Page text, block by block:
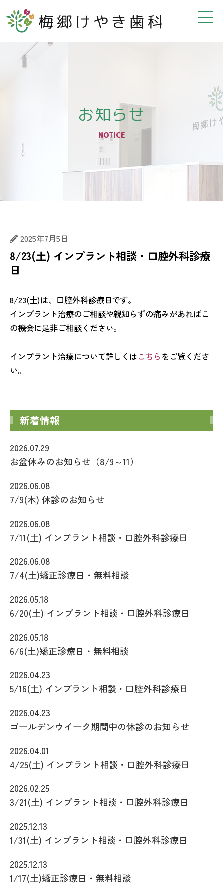
お知らせ
NOTICE
2025年7月5日
8/23(土) インプラント相談・口腔外科診療
日
8/23(土)は、口腔外科診療日です。
インプラント治療のご相談や親知らずの痛みがあればこ
の機会に是非ご相談ください。
インプラント治療について詳しくはこちら をご覧くださ
い。
新着情報
2026.07.29
お盆休みのお知らせ（8/9～11）
2026.06.08
7/9(木) 休診のお知らせ
2026.06.08
7/11(土) インプラント相談・口腔外科診療日
2026.06.08
7/4(土)矯正診療日・無料相談
2026.05.18
6/20(土) インプラント相談・口腔外科診療日
2026.05.18
6/6(土)矯正診療日・無料相談
2026.04.23
5/16(土) インプラント相談・口腔外科診療日
2026.04.23
ゴールデンウイーク期間中の休診のお知らせ
2026.04.01
4/25(土) インプラント相談・口腔外科診療日
2026.02.25
3/21(土) インプラント相談・口腔外科診療日
2025.12.13
1/31(土) インプラント相談・口腔外科診療日
2025.12.13
1/17(土)矯正診療日・無料相談